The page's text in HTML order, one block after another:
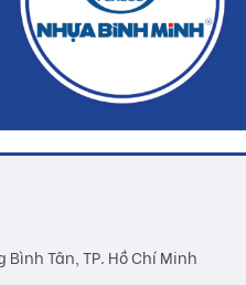
Bình Tân, TP. Hồ Chí Minh